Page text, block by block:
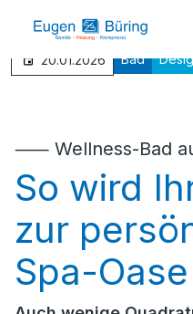
20.01.2026 Bad
⸺ Wellness-Bad
So wird
zur
Spa-Oase